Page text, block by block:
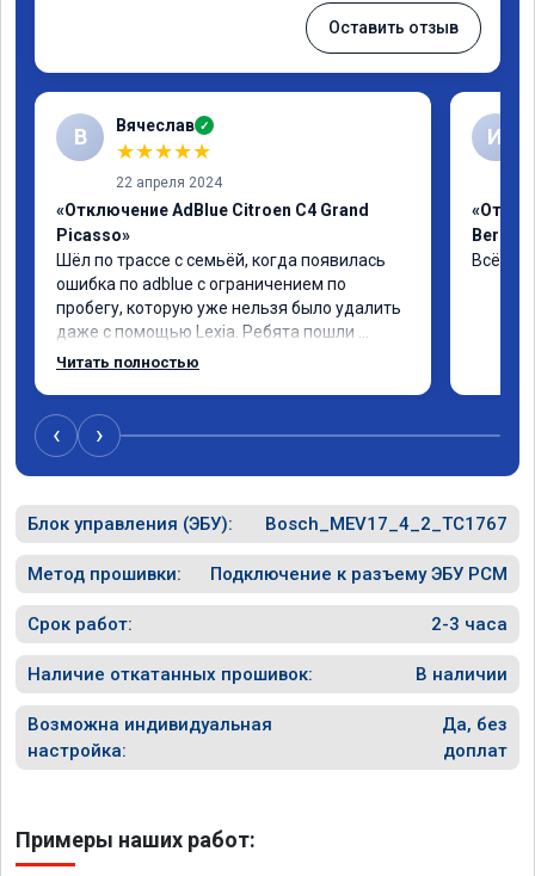
Оставить отзыв
В Вячеслав ✓
★★★★★
22 апреля 2024
«Отключение AdBlue Citroen C4 Grand
Picasso»
Шёл по трассе с семьёй, когда появилась
ошибка по adblue с ограничением по
пробегу, которую уже нельзя было удалить
даже с помощью Lexia. Ребята пошли
навстречу, оперативно приняли и за час
Читать полностью
И
Всё
‹ ›
Блок управления (ЭБУ): Bosch_MEV17_4_2_TC1767
Метод прошивки: Подключение к разъему ЭБУ PCM
Срок работ: 2-3 часа
Наличие откатанных прошивок: В наличии
Возможна индивидуальная
настройка:
Да, без
доплат
Примеры наших работ: